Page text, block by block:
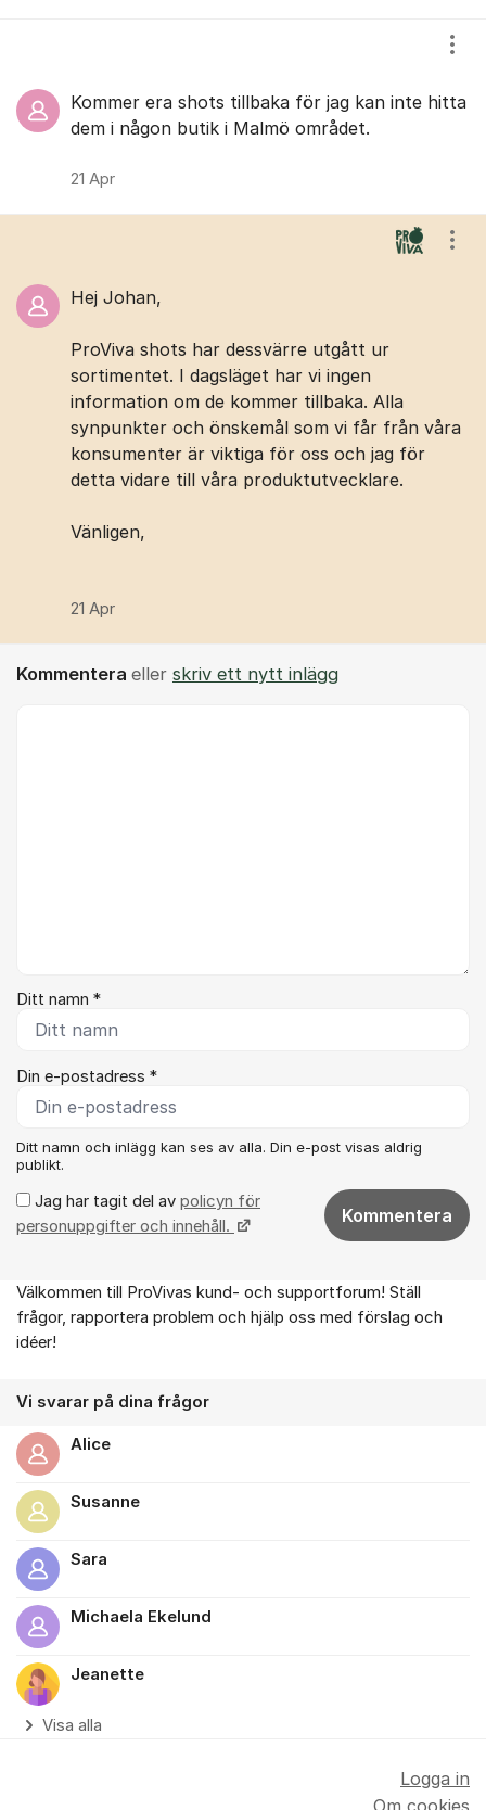
Kommer era shots tillbaka för jag kan inte hitta
dem i någon butik i Malmö området.
21 Apr
Hej Johan,
ProViva shots har dessvärre utgått ur
sortimentet. I dagsläget har vi ingen
information om de kommer tillbaka. Alla
synpunkter och önskemål ​som vi får från våra
konsumenter är viktiga för oss och jag för
detta vidare till våra produktutvecklare.
Vänligen,
21 Apr
Kommentera eller skriv ett nytt inlägg
Ditt namn *
Din e-postadress *
Ditt namn och inlägg kan ses av alla. Din e-post visas aldrig
publikt.
Jag har tagit del av policyn för
personuppgifter och innehåll.
Kommentera
Om forumet
Välkommen till ProVivas kund- och supportforum! Ställ
frågor, rapportera problem och hjälp oss med förslag och
idéer!
Vi svarar på dina frågor
Alice
Susanne
Sara
Michaela Ekelund
Jeanette
Visa alla
Logga in
Om cookies